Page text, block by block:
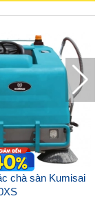
trọng.
văn phòng, gia
đã và đang được sử
đem đến hiệu quả
một thời gian nhắn.
400? Liên hệ ngay
và nhận báo
chà sàn Kumisai